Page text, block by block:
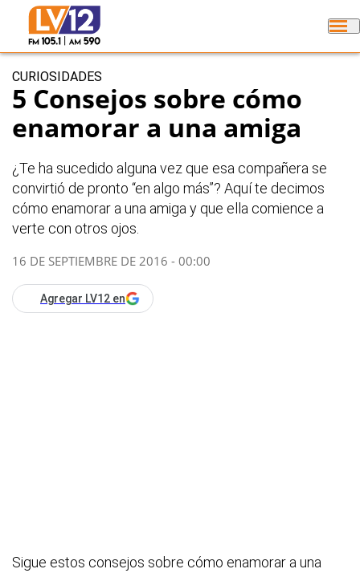
CURIOSIDADES
5 Consejos sobre cómo
enamorar a una amiga
¿Te ha sucedido alguna vez que esa compañera se
convirtió de pronto “en algo más”? Aquí te decimos
cómo enamorar a una amiga y que ella comience a
verte con otros ojos.
16 DE SEPTIEMBRE DE 2016 - 00:00
Agregar LV12 en
Sigue estos consejos sobre cómo enamorar a una